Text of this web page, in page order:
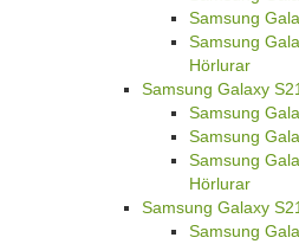
Samsung
Samsung
Hörlurar
Samsung Galaxy
Samsung
Samsung
Samsung
Hörlurar
Samsung Galaxy
Samsung